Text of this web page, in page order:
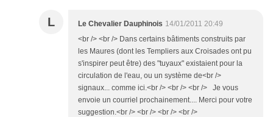
L Le Chevalier Dauphinois 14/01/2011 20:49
<br /> <br /> Dans certains bâtiments construits par
les Maures (dont les Templiers aux Croisades ont pu
s'inspirer peut être) des "tuyaux" existaient pour la
circulation de l'eau, ou un système de<br />
signaux... comme ici.<br /> <br /> <br /> Je vous
envoie un courriel prochainement.... Merci pour votre
suggestion.<br /> <br /> <br /> <br />